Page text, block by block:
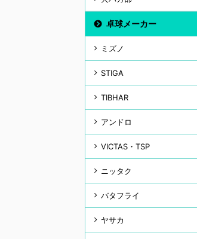
卓球メーカー
ミズノ
STIGA
TIBHAR
アンドロ
VICTAS・TSP
ニッタク
バタフライ
ヤサカ